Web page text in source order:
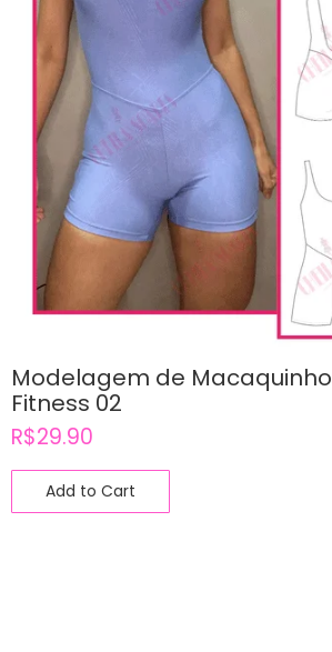
Modelagem de Macaquinho
Fitness 02
R$29.90
Add to Cart